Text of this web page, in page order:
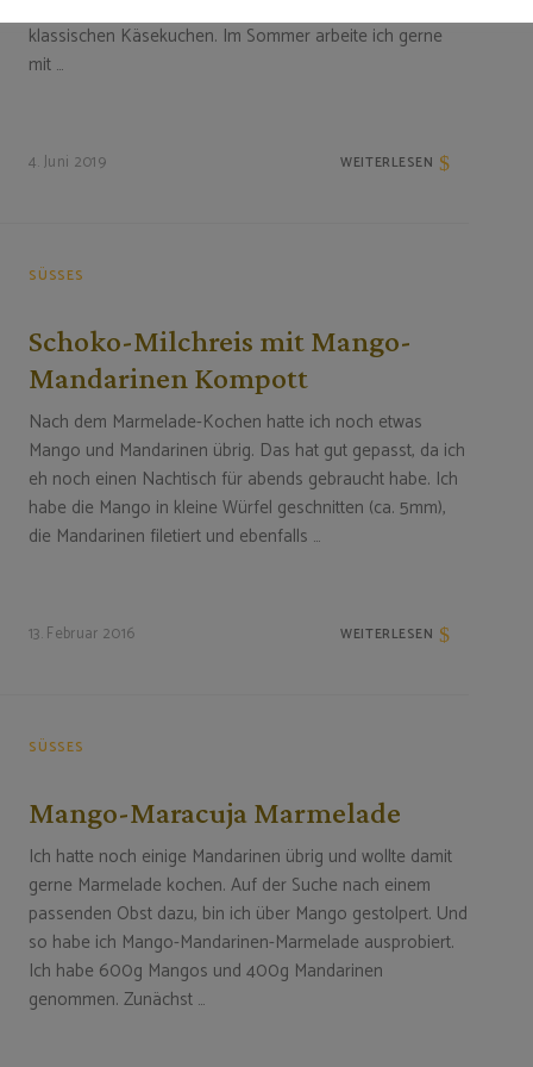
klassischen Käsekuchen. Im Sommer arbeite ich gerne
mit …
4. Juni 2019 WEITERLESEN
SÜSSES
Schoko-Milchreis mit Mango-
Mandarinen Kompott
Nach dem Marmelade-Kochen hatte ich noch etwas
Mango und Mandarinen übrig. Das hat gut gepasst, da ich
eh noch einen Nachtisch für abends gebraucht habe. Ich
habe die Mango in kleine Würfel geschnitten (ca. 5mm),
die Mandarinen filetiert und ebenfalls …
13. Februar 2016 WEITERLESEN
SÜSSES
Mango-Maracuja Marmelade
Ich hatte noch einige Mandarinen übrig und wollte damit
gerne Marmelade kochen. Auf der Suche nach einem
passenden Obst dazu, bin ich über Mango gestolpert. Und
so habe ich Mango-Mandarinen-Marmelade ausprobiert.
Ich habe 600g Mangos und 400g Mandarinen
genommen. Zunächst …